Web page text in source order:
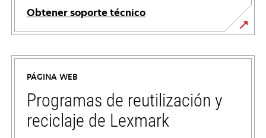
Obtener soporte técnico
se
abre
una
pestaña
nueva
PÁGINA WEB
Programas de reutilización y
reciclaje de Lexmark